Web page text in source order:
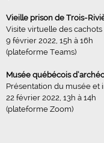
Vieille prison de Trois-
Visite virtuelle des cachots
9 février 2022, 15h à 16h
(plateforme Teams)
Musée québécois
Présentation du musée et
22 février 2022, 13h à 14h
(plateforme Zoom)